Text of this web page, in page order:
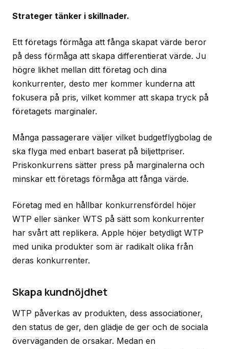
Strateger tänker i skillnader.
Ett företags förmåga att fånga skapat värde beror
på dess förmåga att skapa differentierat värde. Ju
högre likhet mellan ditt företag och dina
konkurrenter, desto mer kommer kunderna att
fokusera på pris, vilket kommer att skapa tryck på
företagets marginaler.
Många passagerare väljer vilket budgetflygbolag de
ska flyga med enbart baserat på biljettpriser.
Priskonkurrens sätter press på marginalerna och
minskar ett företags förmåga att fånga värde.
Företag med en hållbar konkurrensfördel höjer
WTP eller sänker WTS på sätt som konkurrenter
har svårt att replikera. Apple höjer betydligt WTP
med unika produkter som är radikalt olika från
deras konkurrenter.
Skapa kundnöjdhet
WTP påverkas av produkten, dess associationer,
den status de ger, den glädje de ger och de sociala
överväganden de orsakar. Medan en